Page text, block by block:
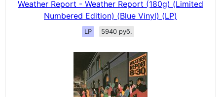
Weather Report - Weather Report (180g) (Limited
Numbered Edition) (Blue Vinyl) (LP)
LP 5940 руб.